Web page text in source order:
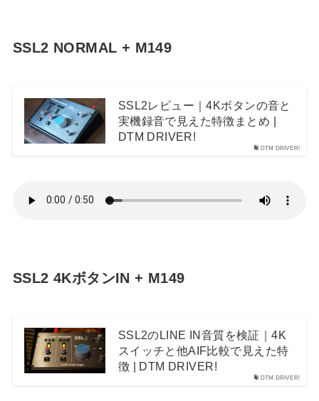
SSL2 NORMAL + M149
DTM DRIVER!
SSL2レビュー｜4Kボタンの音と
実機録音で見えた特徴まとめ |
DTM DRIVER!
SSL2 4KボタンIN + M149
DTM DRIVER!
SSL2のLINE IN音質を検証｜4K
スイッチと他AIF比較で見えた特
徴 | DTM DRIVER!